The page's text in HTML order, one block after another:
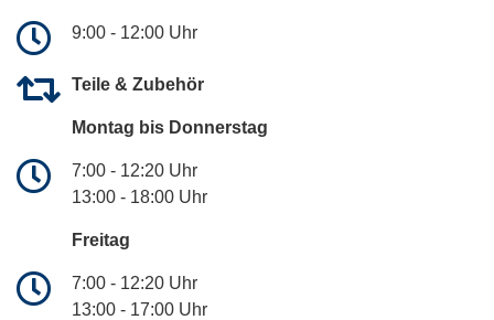
9:00 - 12:00 Uhr
Teile & Zubehör
Montag bis Donnerstag
7:00 - 12:20 Uhr
13:00 - 18:00 Uhr
Freitag
7:00 - 12:20 Uhr
13:00 - 17:00 Uhr